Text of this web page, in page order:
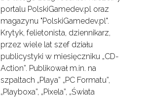
portalu PolskiGamedev.pl oraz
magazynu "PolskiGamedev.pl".
Krytyk, felietonista, dziennikarz,
przez wiele lat szef działu
publicystyki w miesięczniku „CD-
Action”. Publikował m.in. na
szpaltach „Playa” „PC Formatu”,
„Playboxa”, „Pixela”, „Świata